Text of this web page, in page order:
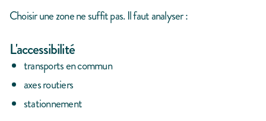
Choisir une zone ne suffit pas. Il faut analyser :
L'accessibilité
transports en commun
axes routiers
stationnement